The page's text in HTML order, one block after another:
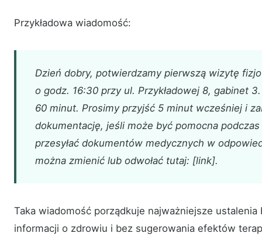
Przykładowa wiadomość:
Dzień dobry, potwierdzamy pierwszą wizytę
o godz. 16:30 przy ul. Przykładowej 8, gabinet
60 minut. Prosimy przyjść 5 minut wcześniej i
dokumentację, jeśli może być pomocna
przesyłać dokumentów medycznych w
można zmienić lub odwołać tutaj: [link].
Taka wiadomość porządkuje najważniejsze
informacji o zdrowiu i bez sugerowania efektów